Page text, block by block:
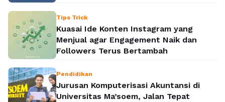
Tips Trick
Kuasai Ide Konten Instagram yang
Menjual agar Engagement Naik dan
Followers Terus Bertambah
Pendidikan
Jurusan Komputerisasi Akuntansi di
Universitas Ma’soem, Jalan Tepat